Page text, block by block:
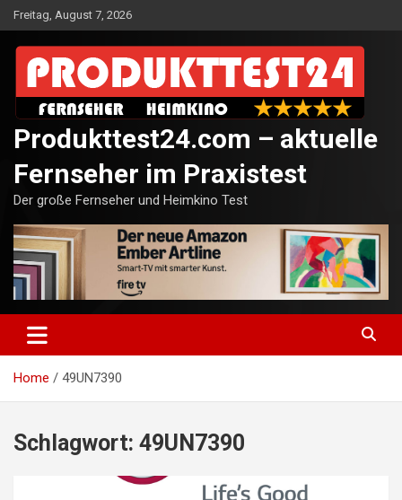
Skip
to
content
Freitag, August 7, 2026
Produkttest24.com – aktuelle
Fernseher im Praxistest
Der große Fernseher und Heimkino Test
Home 49UN7390
Schlagwort: 49UN7390